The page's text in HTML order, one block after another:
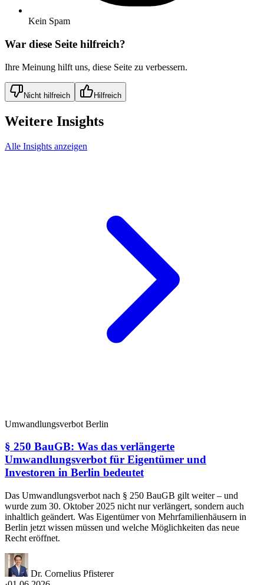
Kein Spam
War diese Seite hilfreich?
Ihre Meinung hilft uns, diese Seite zu verbessern.
Nicht hilfreich Hilfreich
Weitere Insights
Alle Insights anzeigen
Umwandlungsverbot Berlin
§ 250 BauGB: Was das verlängerte
Umwandlungsverbot für Eigentümer und
Investoren in Berlin bedeutet
Das Umwandlungsverbot nach § 250 BauGB gilt weiter – und
wurde zum 30. Oktober 2025 nicht nur verlängert, sondern auch
inhaltlich geändert. Was Eigentümer von Mehrfamilienhäusern in
Berlin jetzt wissen müssen und welche Möglichkeiten das neue
Recht eröffnet.
Dr. Cornelius Pfisterer